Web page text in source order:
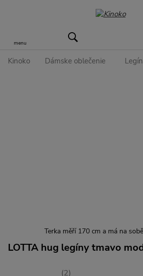
menu
Kinoko Dámske oblečenie
Terka měří 170 cm a má na
LOTTA hug legíny tmavo
(2)